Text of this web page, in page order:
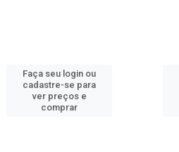
Faça seu login ou
cadastre-se para
ver preços e
comprar